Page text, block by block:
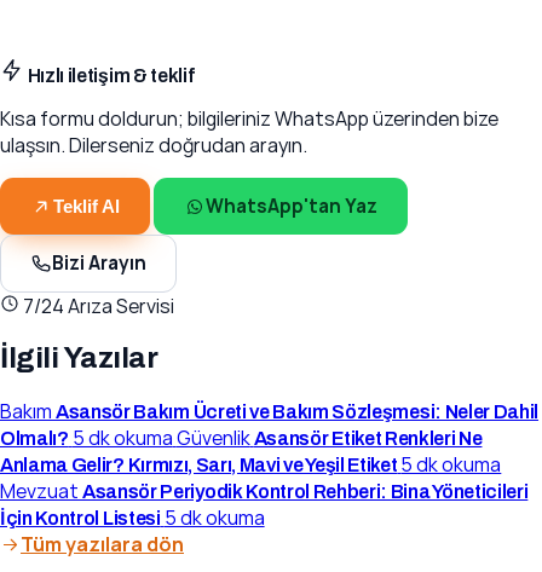
Hızlı iletişim & teklif
Kısa formu doldurun; bilgileriniz WhatsApp üzerinden bize
ulaşsın. Dilerseniz doğrudan arayın.
Teklif Al WhatsApp'tan Yaz
Bizi Arayın
7/24 Arıza Servisi
İlgili Yazılar
Bakım Asansör Bakım Ücreti ve Bakım Sözleşmesi: Neler Dahil
Olmalı? 5 dk okumaGüvenlikAsansör Etiket Renkleri Ne
Anlama Gelir? Kırmızı, Sarı, Mavi ve Yeşil Etiket 5 dk okuma
Mevzuat Asansör Periyodik Kontrol Rehberi: Bina Yöneticileri
İçin Kontrol Listesi 5 dk okuma
Tüm yazılara dön